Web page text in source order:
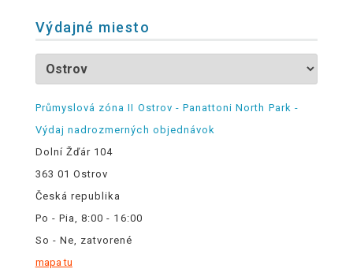
Výdajné miesto
Průmyslová zóna II Ostrov - Panattoni North Park -
Výdaj nadrozmerných objednávok
Dolní Žďár 104
363 01 Ostrov
Česká republika
Po - Pia, 8:00 - 16:00
So - Ne, zatvorené
mapa tu